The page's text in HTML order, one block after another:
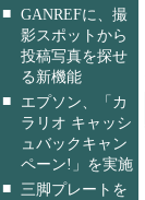
■ GANREFに、撮
影スポットから
投稿写真を探せ
る新機能
■
エプソン、「カ
ラリオ キャッシ
ュバックキャン
ペーン!」を実施
■ 三脚プレートを